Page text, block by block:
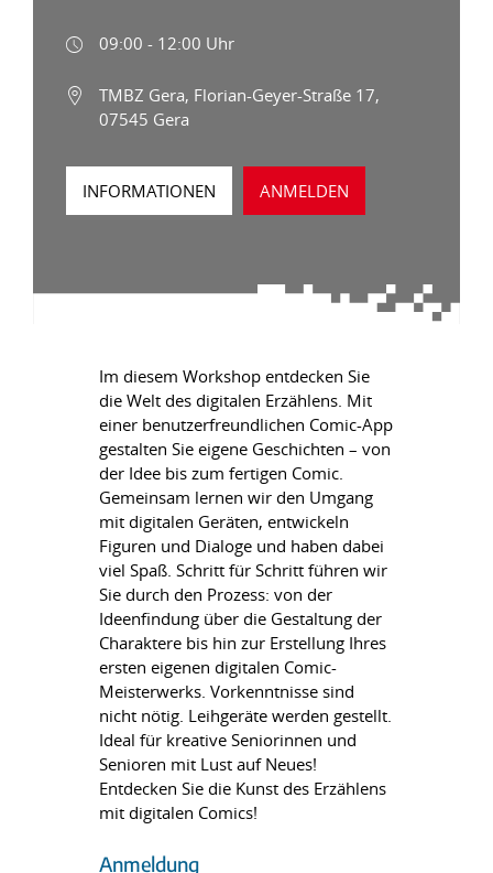
09:00 - 12:00 Uhr
TMBZ Gera, Florian-Geyer-Straße 17,
07545 Gera
INFORMATIONEN ANMELDEN
Im diesem Workshop entdecken Sie
die Welt des digitalen Erzählens. Mit
einer benutzerfreundlichen Comic-App
gestalten Sie eigene Geschichten – von
der Idee bis zum fertigen Comic.
Gemeinsam lernen wir den Umgang
mit digitalen Geräten, entwickeln
Figuren und Dialoge und haben dabei
viel Spaß. Schritt für Schritt führen wir
Sie durch den Prozess: von der
Ideenfindung über die Gestaltung der
Charaktere bis hin zur Erstellung Ihres
ersten eigenen digitalen Comic-
Meisterwerks. Vorkenntnisse sind
nicht nötig. Leihgeräte werden gestellt.
Ideal für kreative Seniorinnen und
Senioren mit Lust auf Neues!
Entdecken Sie die Kunst des Erzählens
mit digitalen Comics!
Anmeldung